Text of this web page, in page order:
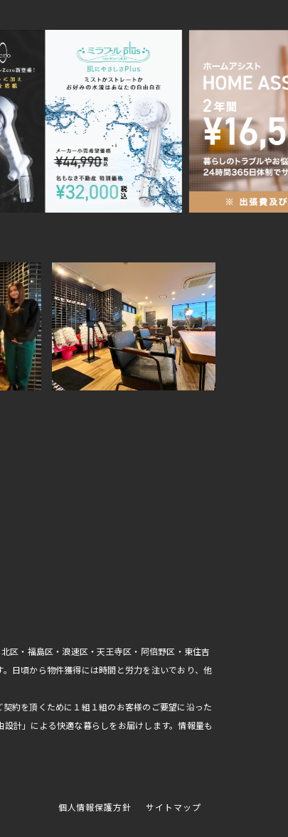
区・福島区・浪速区・天王寺区・阿倍野区・東住吉
日頃から物件獲得には時間と労力を注いでおり、他
約を頂くために１組１組のお客様のご要望に沿った
計」による快適な暮らしをお届けします。情報量も
個人情報保護方針 サイトマップ